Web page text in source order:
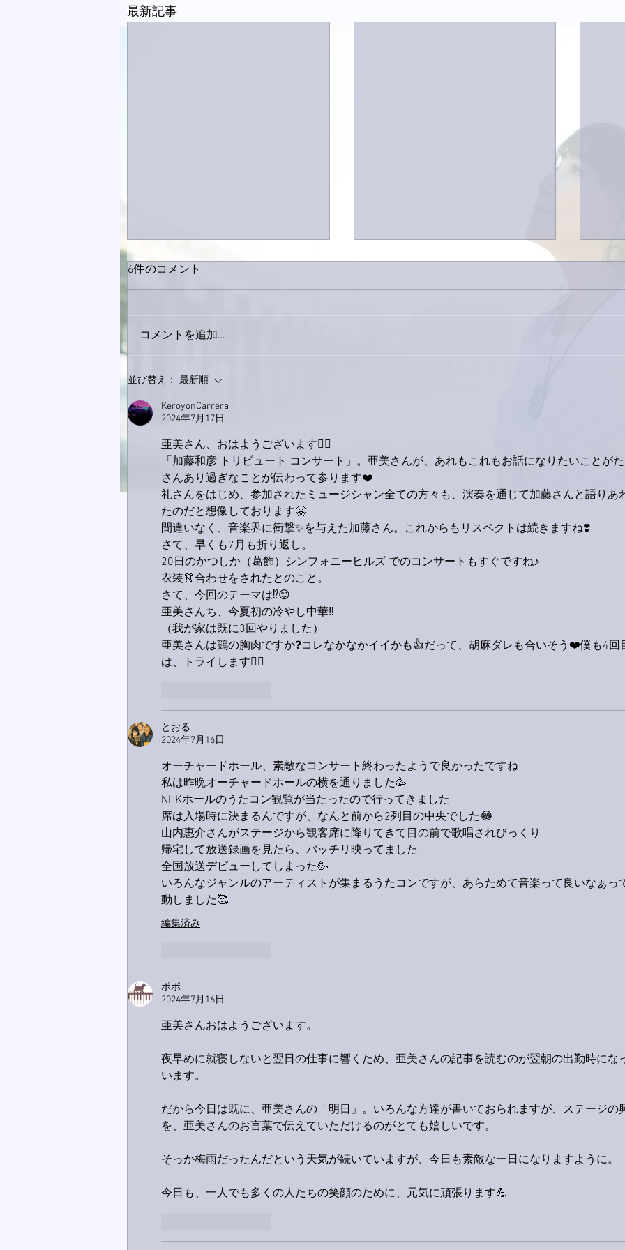
最新記事
6件のコメント
コメントを追加…
並び替え： 最新順
KeroyonCarrera
2024年7月17日
亜美さん、おはようございます🙋‍♂️
「加藤和彦 トリビュート コンサート」。亜美さんが、あれもこれもお話になりたいことが
さんあり過ぎなことが伝わって参ります❤️
礼さんをはじめ、参加されたミュージシャン全ての方々も、演奏を通じて加藤さんと語りあ
たのだと想像しております🤗
間違いなく、音楽界に衝撃✨を与えた加藤さん。これからもリスペクトは続きますね❣️
さて、早くも7月も折り返し。
20日のかつしか（葛飾）シンフォニーヒルズ でのコンサートもすぐですね♪
衣装👗合わせをされたとのこと。
さて、今回のテーマは⁉️😊
亜美さんち、今夏初の冷やし中華‼️
（我が家は既に3回やりました）
亜美さんは鶏の胸肉ですか❓コレなかなかイイかも👍だって、胡麻ダレも合いそう❤️僕も4回
は、トライします🙋‍♂️
とおる
2024年7月16日
オーチャードホール、素敵なコンサート終わったようで良かったですね
私は昨晩オーチャードホールの横を通りました🥳
NHKホールのうたコン観覧が当たったので行ってきました
席は入場時に決まるんですが、なんと前から2列目の中央でした😂
山内惠介さんがステージから観客席に降りてきて目の前で歌唱されびっくり
帰宅して放送録画を見たら、バッチリ映ってました
全国放送デビューしてしまった🥳
いろんなジャンルのアーティストが集まるうたコンですが、あらためて音楽って良いなぁっ
動しました🥰
編集済み
ポポ
2024年7月16日
亜美さんおはようございます。
夜早めに就寝しないと翌日の仕事に響くため、亜美さんの記事を読むのが翌朝の出勤時にな
います。
だから今日は既に、亜美さんの「明日」。いろんな方達が書いておられますが、ステージの
を、亜美さんのお言葉で伝えていただけるのがとても嬉しいです。
そっか梅雨だったんだという天気が続いていますが、今日も素敵な一日になりますように。
今日も、一人でも多くの人たちの笑顔のために、元気に頑張ります💪